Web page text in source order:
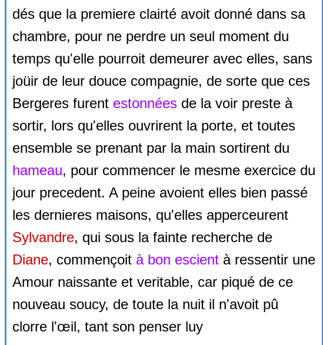
dés que la premiere clairté avoit donné dans sa
chambre, pour ne perdre un seul moment du
temps qu'elle pourroit demeurer avec elles, sans
joüir de leur douce compagnie, de sorte que ces
Bergeres furent estonnées de la voir preste à
sortir, lors qu'elles ouvrirent la porte, et toutes
ensemble se prenant par la main sortirent du
hameau, pour commencer le mesme exercice du
jour precedent. A peine avoient elles bien passé
les dernieres maisons, qu'elles apperceurent
Sylvandre, qui sous la fainte recherche de
Diane, commençoit à bon escient à ressentir une
Amour naissante et veritable, car piqué de ce
nouveau soucy, de toute la nuit il n'avoit pû
clorre l'œil, tant son penser luy